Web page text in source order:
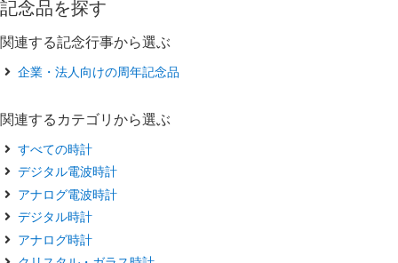
記念品を探す
関連する記念行事から選ぶ
企業・法人向けの周年記念品
関連するカテゴリから選ぶ
すべての時計
デジタル電波時計
アナログ電波時計
デジタル時計
アナログ時計